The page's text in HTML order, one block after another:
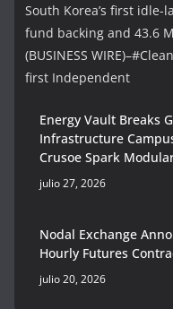
South Korea’s first
fund backing and 43.6
(BUSINESS
first Independent
Energy Vault Breaks
Infrastructure
Crusoe Spark
julio 27, 2026
Nodal Exchange
Hourly Futures
julio 20, 2026